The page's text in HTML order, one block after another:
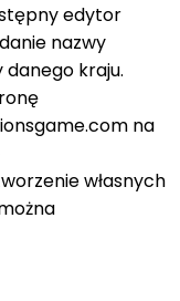
edytor
nazwy
kraju.
na
własnych